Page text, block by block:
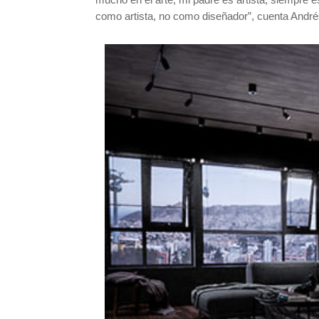
como artista, no como diseñador”, cuenta